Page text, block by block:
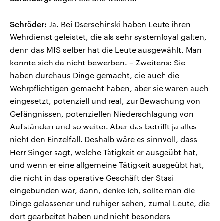
Schröder: Ja. Bei Dserschinski haben Leute ihren
Wehrdienst geleistet, die als sehr systemloyal galten,
denn das MfS selber hat die Leute ausgewählt. Man
konnte sich da nicht bewerben. – Zweitens: Sie
haben durchaus Dinge gemacht, die auch die
Wehrpflichtigen gemacht haben, aber sie waren auch
eingesetzt, potenziell und real, zur Bewachung von
Gefängnissen, potenziellen Niederschlagung von
Aufständen und so weiter. Aber das betrifft ja alles
nicht den Einzelfall. Deshalb wäre es sinnvoll, dass
Herr Singer sagt, welche Tätigkeit er ausgeübt hat,
und wenn er eine allgemeine Tätigkeit ausgeübt hat,
die nicht in das operative Geschäft der Stasi
eingebunden war, dann, denke ich, sollte man die
Dinge gelassener und ruhiger sehen, zumal Leute, die
dort gearbeitet haben und nicht besonders